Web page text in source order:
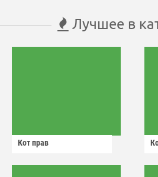
Лучшее в
Кот прав